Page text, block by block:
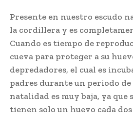
Presente en nuestro escudo
la cordillera y es
Cuando es tiempo de
cueva para proteger a su
depredadores, el cual es
padres durante un periodo de
natalidad es muy baja, ya que
tienen solo un huevo cada dos